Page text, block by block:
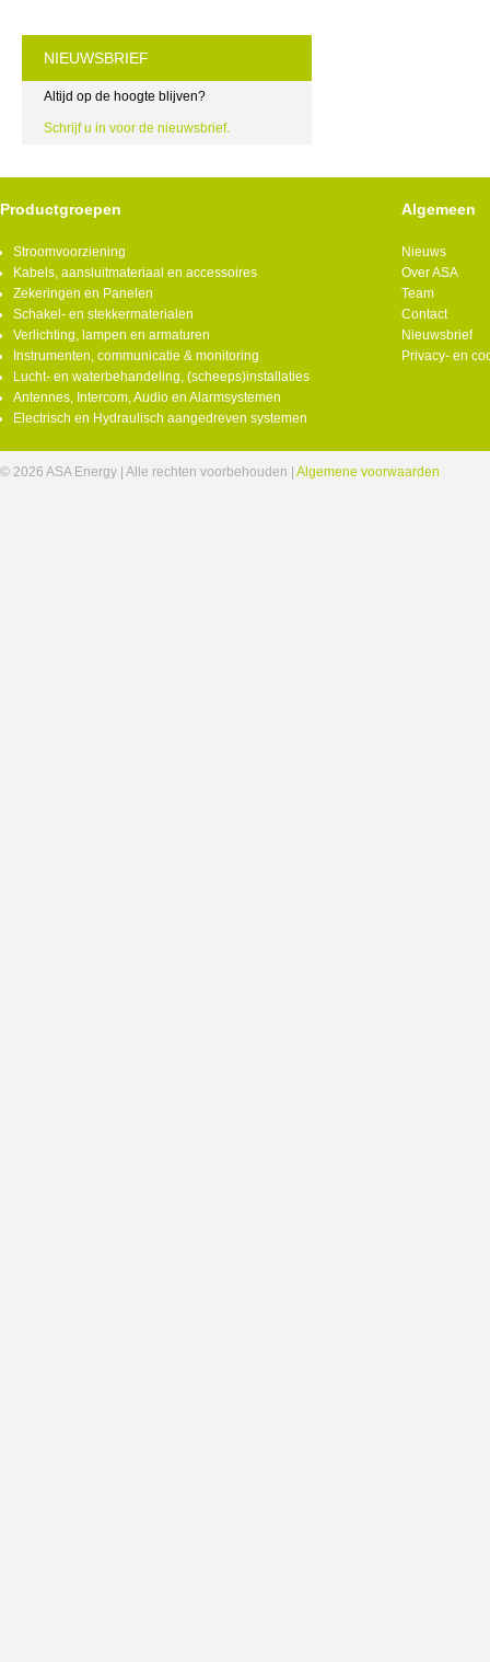
NIEUWSBRIEF
Altijd op de hoogte blijven?
Schrijf u in voor de nieuwsbrief.
Productgroepen
Stroomvoorziening
Kabels, aansluitmateriaal en accessoires
Zekeringen en Panelen
Schakel- en stekkermaterialen
Verlichting, lampen en armaturen
Instrumenten, communicatie & monitoring
Lucht- en waterbehandeling, (scheeps)installaties
Antennes, Intercom, Audio en Alarmsystemen
Electrisch en Hydraulisch aangedreven systemen
Algemeen
Nieuws
Over ASA
Team
Contact
Nieuwsbrief
Privacy- en
© 2026 ASA Energy | Alle rechten voorbehouden | Algemene voorwaarden